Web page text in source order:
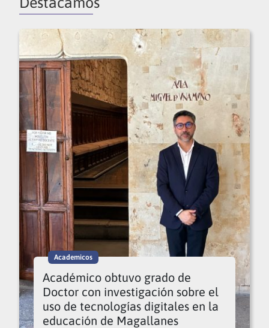
Academicos
Académico obtuvo grado de
Doctor con investigación sobre el
uso de tecnologías digitales en la
educación de Magallanes